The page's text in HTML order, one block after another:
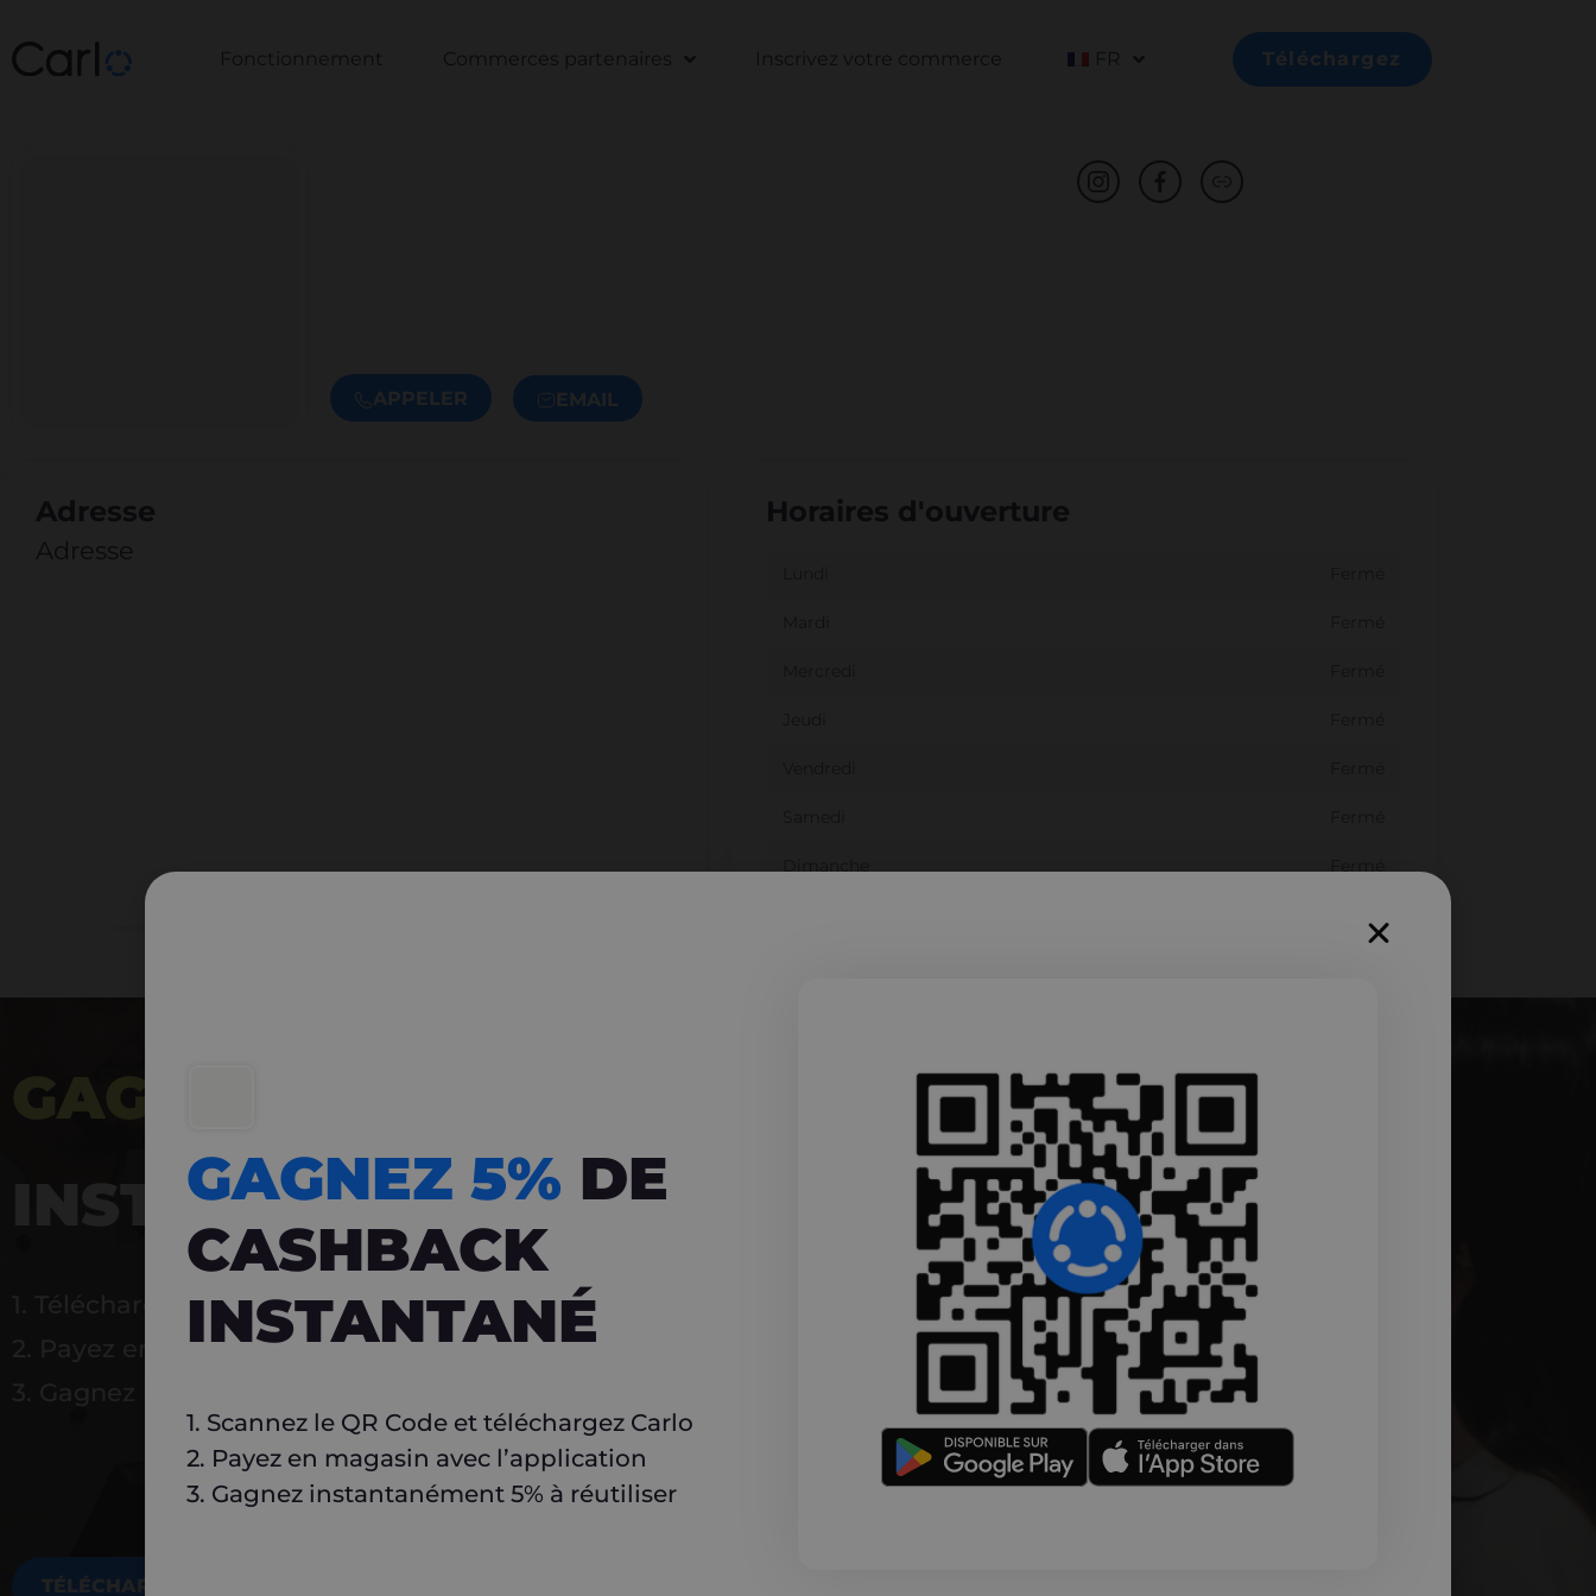
Fonctionnement Commerces partenaires Inscrivez votre commerce FR Téléchargez
APPELER EMAIL
Adresse
Adresse
Horaires d'ouverture
GAGNEZ 5%
INSTANTANÉ
1. Téléchargez Carlo
2. Payez en magasin avec l’application
TÉLÉCHARGEZ MAINTENANT
GAGNEZ 5% DE
CASHBACK
INSTANTANÉ
1. Scannez le QR Code et téléchargez Carlo
2. Payez en magasin avec l’application
3. Gagnez instantanément 5% à réutiliser